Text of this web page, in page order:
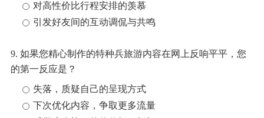
对高性价比行程安排的羡慕
引发好友间的互动调侃与共鸣
9. 如果您精心制作的特种兵旅游内容在网上反响平平，您
的第一反应是？
失落，质疑自己的呈现方式
下次优化内容，争取更多流量